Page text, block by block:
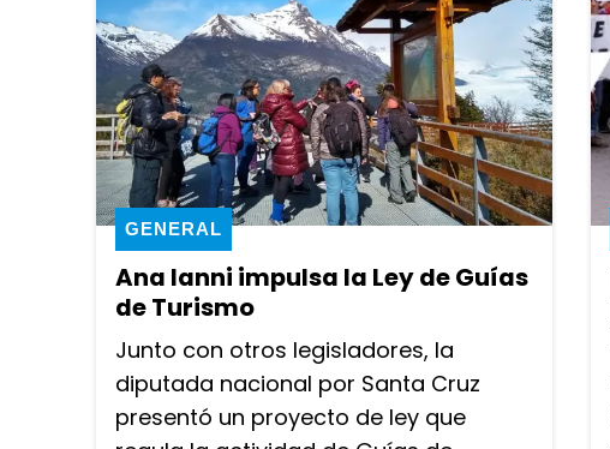
Ana Ianni impulsa la Ley de Guías
de Turismo
GENERAL
Junto con otros legisladores, la
diputada nacional por Santa Cruz
presentó un proyecto de ley que